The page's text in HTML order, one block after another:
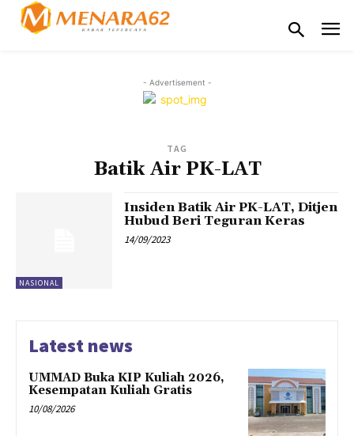
- Advertisement -
TAG
Batik Air PK-LAT
NASIONAL
Insiden Batik Air PK-LAT, Ditjen
Hubud Beri Teguran Keras
14/09/2023
Latest news
UMMAD Buka KIP Kuliah 2026,
Kesempatan Kuliah Gratis
10/08/2026